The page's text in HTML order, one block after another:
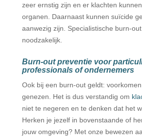
zeer ernstig zijn en er klachten
organen. Daarnaast kunnen suïcide
aanwezig zijn. Specialistische burn-
noodzakelijk.
Burn-out preventie voor
professionals of ondernemers
Ook bij een burn-out geldt:
genezen. Het is dus verstandig om
niet te negeren en te denken dat het
Herken je jezelf in bovenstaande of
jouw omgeving? Met onze bewezen